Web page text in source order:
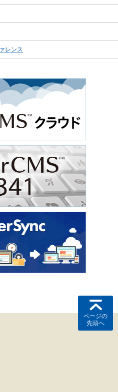
レンス
ページの
先頭へ